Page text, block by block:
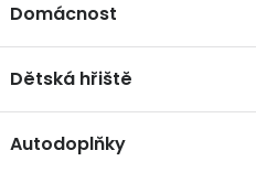
Domácnost
Dětská hřiště
Autodoplňky